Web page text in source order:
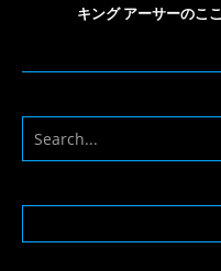
キング アーサーのこ